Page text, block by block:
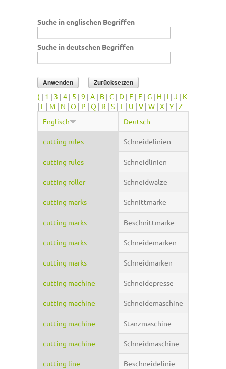
Suche in englischen Begriffen
Suche in deutschen Begriffen
( | 1 | 3 | 4 | 5 | 9 | A | B | C | D | E | F | G | H | I | J | K
| L | M | N | O | P | Q | R | S | T | U | V | W | X | Y | Z
Englisch
Deutsch
cutting rules Schneidelinien
cutting rules Schneidlinien
cutting roller Schneidwalze
cutting marks Schnittmarke
cutting marks Beschnittmarke
cutting marks Schneidemarken
cutting marks Schneidmarken
cutting machine Schneidepresse
cutting machine Schneidemaschine
cutting machine Stanzmaschine
cutting machine Schneidmaschine
cutting line Beschneidelinie